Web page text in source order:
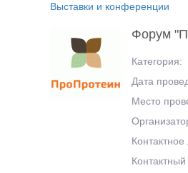
Выставки и конференции
Форум
Категория:
Дата
Место
Контактное